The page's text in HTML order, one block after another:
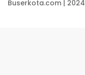
Buserkota.com | 2024